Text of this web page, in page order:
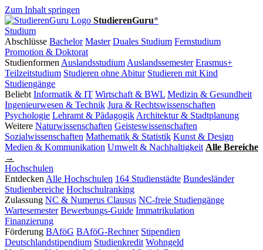
Zum Inhalt springen
StudierenGuru*
Studium
Abschlüsse Bachelor Master Duales Studium Fernstudium
Promotion & Doktorat
Studienformen Auslandsstudium Auslandssemester Erasmus+
Teilzeitstudium Studieren ohne Abitur Studieren mit Kind
Studiengänge
Beliebt Informatik & IT Wirtschaft & BWL Medizin & Gesundheit
Ingenieurwesen & Technik Jura & Rechtswissenschaften
Psychologie Lehramt & Pädagogik Architektur & Stadtplanung
Weitere Naturwissenschaften Geisteswissenschaften
Sozialwissenschaften Mathematik & Statistik Kunst & Design
Medien & Kommunikation Umwelt & Nachhaltigkeit Alle Bereiche
→
Hochschulen
Entdecken Alle Hochschulen 164 Studienstädte Bundesländer
Studienbereiche Hochschulranking
Zulassung NC & Numerus Clausus NC-freie Studiengänge
Wartesemester Bewerbungs-Guide Immatrikulation
Finanzierung
Förderung BAföG BAföG-Rechner Stipendien
Deutschlandstipendium Studienkredit Wohngeld